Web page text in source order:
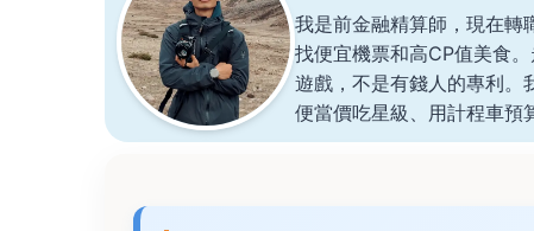
我是前金融精算師，現在轉
找便宜機票和高CP值美食
遊戲，不是有錢人的專利。
便當價吃星級、用計程車預